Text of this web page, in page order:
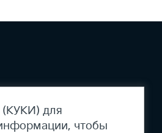
для
чтобы